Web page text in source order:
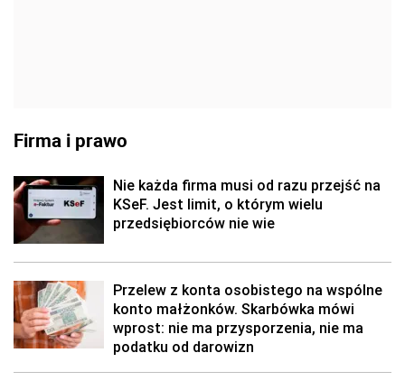
Firma i prawo
Nie każda firma musi od razu przejść na
KSeF. Jest limit, o którym wielu
przedsiębiorców nie wie
Przelew z konta osobistego na wspólne
konto małżonków. Skarbówka mówi
wprost: nie ma przysporzenia, nie ma
podatku od darowizn